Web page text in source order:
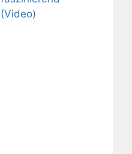
(Video)